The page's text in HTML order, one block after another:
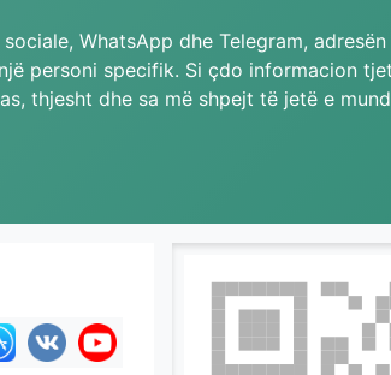
WhatsApp dhe Telegram,
personi specifik. Si çdo informacion
thjesht dhe sa më shpejt të jetë e